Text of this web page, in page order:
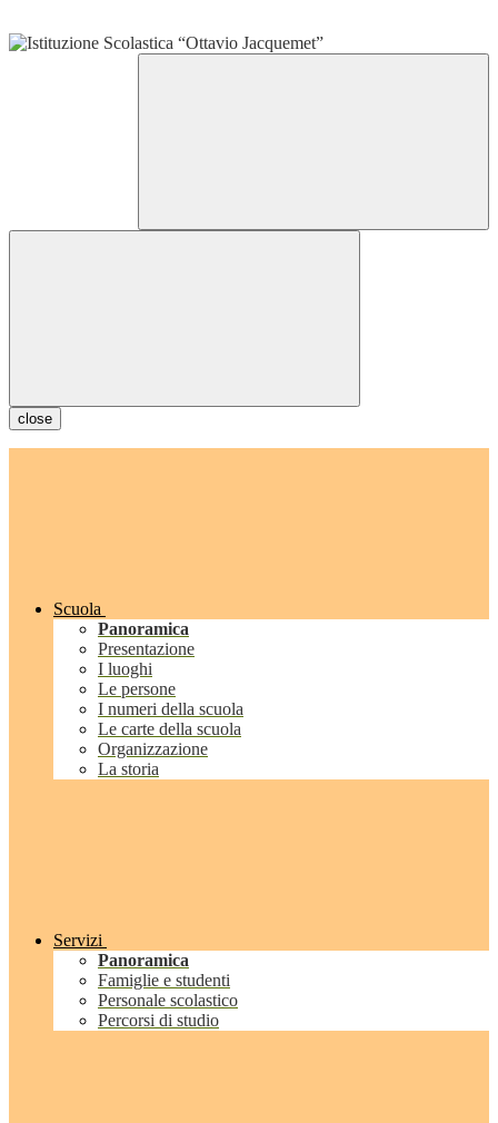
close
Scuola
Panoramica
Presentazione
I luoghi
Le persone
I numeri della scuola
Le carte della scuola
Organizzazione
La storia
Servizi
Panoramica
Famiglie e studenti
Personale scolastico
Percorsi di studio